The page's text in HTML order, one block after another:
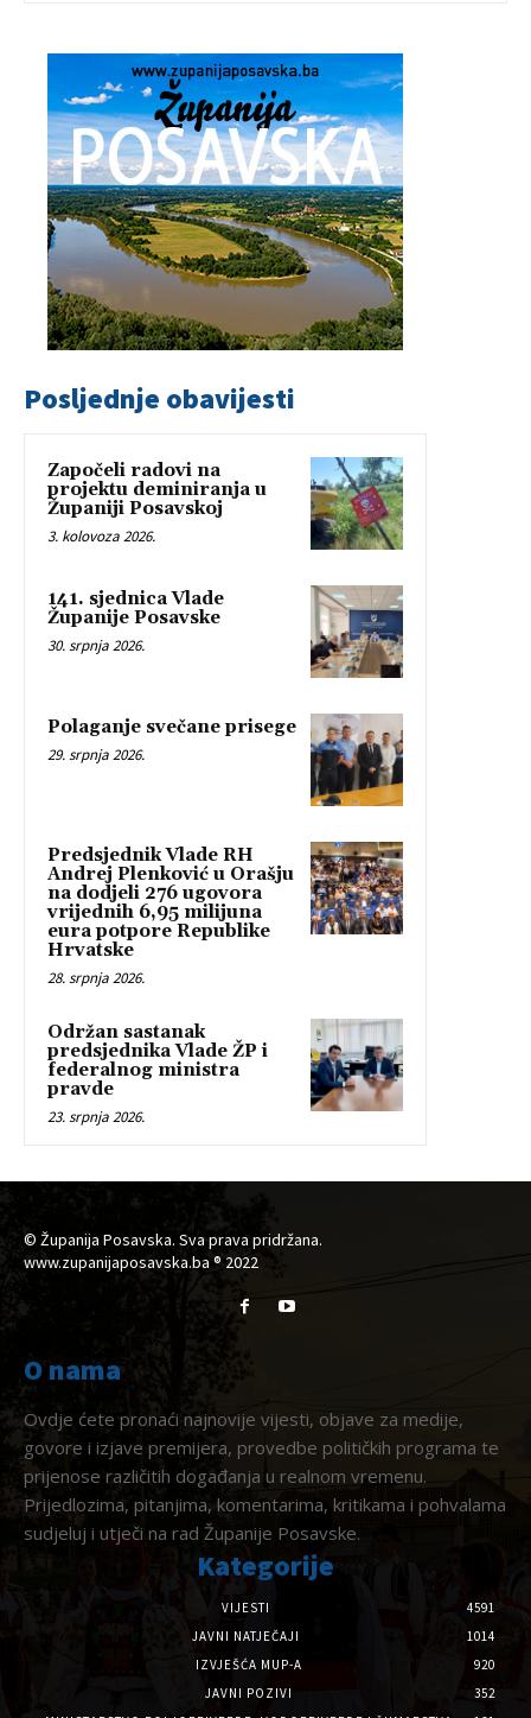
Posljednje obavijesti
Započeli radovi na
projektu deminiranja u
Županiji Posavskoj
3. kolovoza 2026.
141. sjednica Vlade
Županije Posavske
30. srpnja 2026.
Polaganje svečane prisege
29. srpnja 2026.
Predsjednik Vlade RH
Andrej Plenković u Orašju
na dodjeli 276 ugovora
vrijednih 6,95 milijuna
eura potpore Republike
Hrvatske
28. srpnja 2026.
Održan sastanak
predsjednika Vlade ŽP i
federalnog ministra
pravde
23. srpnja 2026.
© Županija Posavska. Sva prava pridržana.
www.zupanijaposavska.ba ® 2022
O nama
Ovdje ćete pronaći najnovije vijesti, objave za medije,
govore i izjave premijera, provedbe političkih programa te
prijenose različitih događanja u realnom vremenu.
Prijedlozima, pitanjima, komentarima, kritikama i pohvalama
sudjeluj i utječi na rad Županije Posavske.
Kategorije
VIJESTI
4591
JAVNI NATJEČAJI
1014
IZVJEŠĆA MUP-A
920
JAVNI POZIVI
352